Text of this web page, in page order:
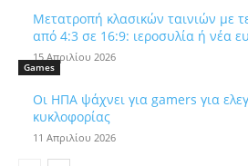
Μετατροπή κλασικών ταινιών με
από 4:3 σε 16:9: ιεροσυλία ή νέα
15 Απριλίου 2026
Games
Οι ΗΠΑ ψάχνει για gamers για
κυκλοφορίας
11 Απριλίου 2026